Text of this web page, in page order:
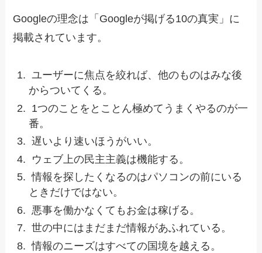
Googleの理念は「Googleが掲げる10の真実」に
掲載されています。
ユーザーに焦点を絞れば、他のものはみな後
からついてくる。
1つのことをとことん極めてうまくやるのが一
番。
遅いより速いほうがいい。
ウェブ上の民主主義は機能する。
情報を探したくなるのはパソコンの前にいる
ときだけではない。
悪事を働かなくてもお金は稼げる。
世の中にはまだまだ情報があふれている。
情報のニーズはすべての国境を越える。